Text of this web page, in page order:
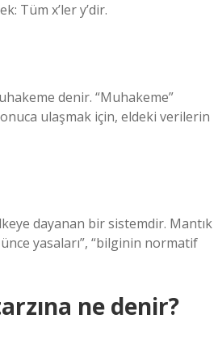
Tüm x’ler y’dir.
denir. “Muhakeme”
ulaşmak için, eldeki verilerin
dayanan bir sistemdir. Mantık
yasaları”, “bilginin normatif
ne denir?